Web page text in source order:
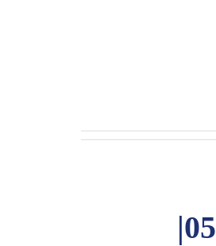
بناء مظلات في راس الخيمة |0544026642|